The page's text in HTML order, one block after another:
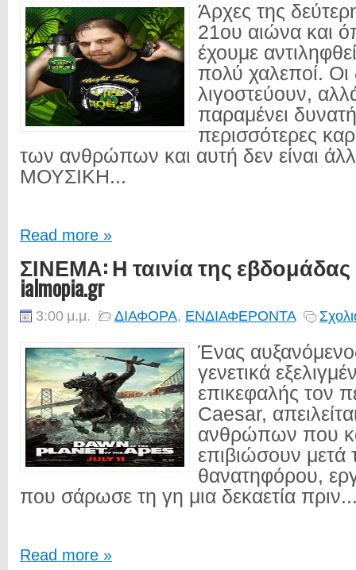
Άρχες της
21ου αιώνα και
έχουμε
πολύ χαλεποί. Οι
λιγοστεύουν,
παραμένει
περισσότερες
των ανθρώπων και αυτή δεν είναι
ΜΟΥΣΙΚΗ...
Read more »
ΣΙΝΕΜΑ: Η ταινία της
ialmopia.gr
3:00 μ.μ. ΔΙΑΦΟΡΑ, ΕΝΔΙΑΦΕΡΟΝΤΑ
Ένας
γενετικά
επικεφαλής τον
Caesar,
ανθρώπων που
επιβιώσουν
θανατηφόρου,
που σάρωσε τη γη μια δεκαετία
Read more »